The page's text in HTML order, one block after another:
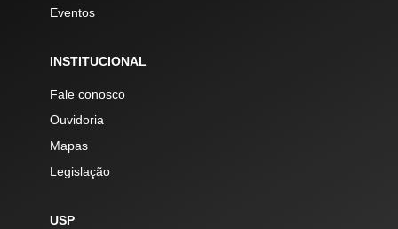
Eventos
INSTITUCIONAL
Fale conosco
Ouvidoria
Mapas
Legislação
USP